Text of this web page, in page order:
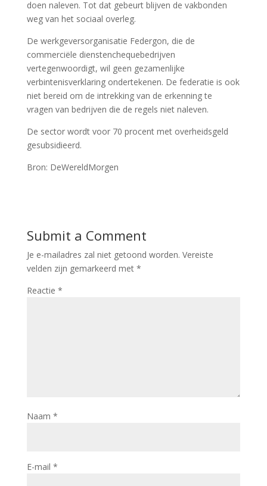
doen naleven. Tot dat gebeurt blijven de vakbonden
weg van het sociaal overleg.
De werkgeversorganisatie Federgon, die de
commerciële dienstenchequebedrijven
vertegenwoordigt, wil geen gezamenlijke
verbintenisverklaring ondertekenen. De federatie is ook
niet bereid om de intrekking van de erkenning te
vragen van bedrijven die de regels niet naleven.
De sector wordt voor 70 procent met overheidsgeld
gesubsidieerd.
Bron: DeWereldMorgen
Submit a Comment
Je e-mailadres zal niet getoond worden. Vereiste
velden zijn gemarkeerd met *
Reactie *
Naam *
E-mail *